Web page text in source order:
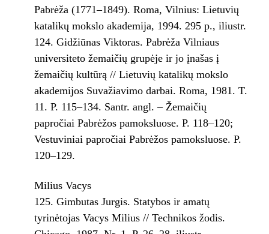
Pabrėža (1771–1849). Roma, Vilnius: Lietuvių
katalikų mokslo akademija, 1994. 295 p., iliustr.
Gidžiūnas Viktoras. Pabrėža Vilniaus
universiteto žemaičių grupėje ir jo įnašas į
žemaičių kultūrą // Lietuvių katalikų mokslo
akademijos Suvažiavimo darbai. Roma, 1981. T.
11. P. 115–134. Santr. angl. – Žemaičių
papročiai Pabrėžos pamoksluose. P. 118–120;
Vestuviniai papročiai Pabrėžos pamoksluose. P.
120–129.
Milius Vacys
Gimbutas Jurgis. Statybos ir amatų
tyrinėtojas Vacys Milius // Technikos žodis.